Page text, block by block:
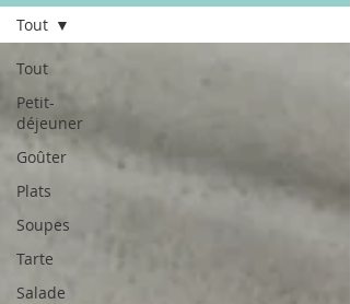
Tout
Petit-
déjeuner
Goûter
Plats
Soupes
Tarte
Salade
Tout